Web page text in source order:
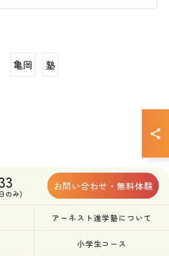
亀岡 塾
のみ)
お問い合わせ・無料体験
アーネスト進学塾について
小学生コース